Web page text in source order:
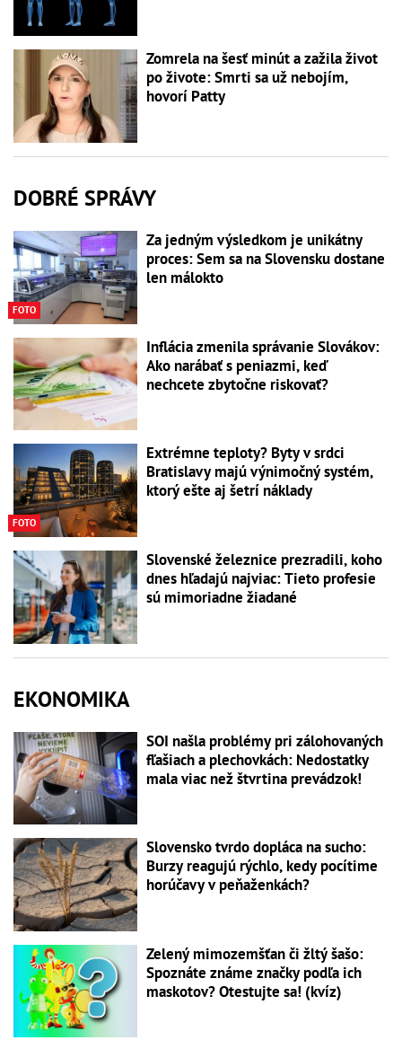
Zomrela na šesť minút a zažila život
po živote: Smrti sa už nebojím,
hovorí Patty
DOBRÉ SPRÁVY
FOTO
Za jedným výsledkom je unikátny
proces: Sem sa na Slovensku dostane
len málokto
Inflácia zmenila správanie Slovákov:
Ako narábať s peniazmi, keď
nechcete zbytočne riskovať?
FOTO
Extrémne teploty? Byty v srdci
Bratislavy majú výnimočný systém,
ktorý ešte aj šetrí náklady
Slovenské železnice prezradili, koho
dnes hľadajú najviac: Tieto profesie
sú mimoriadne žiadané
EKONOMIKA
SOI našla problémy pri zálohovaných
fľašiach a plechovkách: Nedostatky
mala viac než štvrtina prevádzok!
Slovensko tvrdo dopláca na sucho:
Burzy reagujú rýchlo, kedy pocítime
horúčavy v peňaženkách?
Zelený mimozemšťan či žltý šašo:
Spoznáte známe značky podľa ich
maskotov? Otestujte sa! (kvíz)